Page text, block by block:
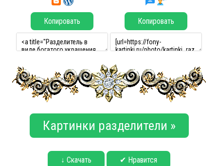
Копировать Копировать
Картинки разделители »
↓ Скачать ✔ Нравится